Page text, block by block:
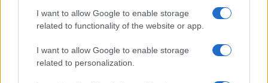
I want to allow Google to enable storage
related to functionality of the website or app.
I want to allow Google to enable storage
related to personalization.